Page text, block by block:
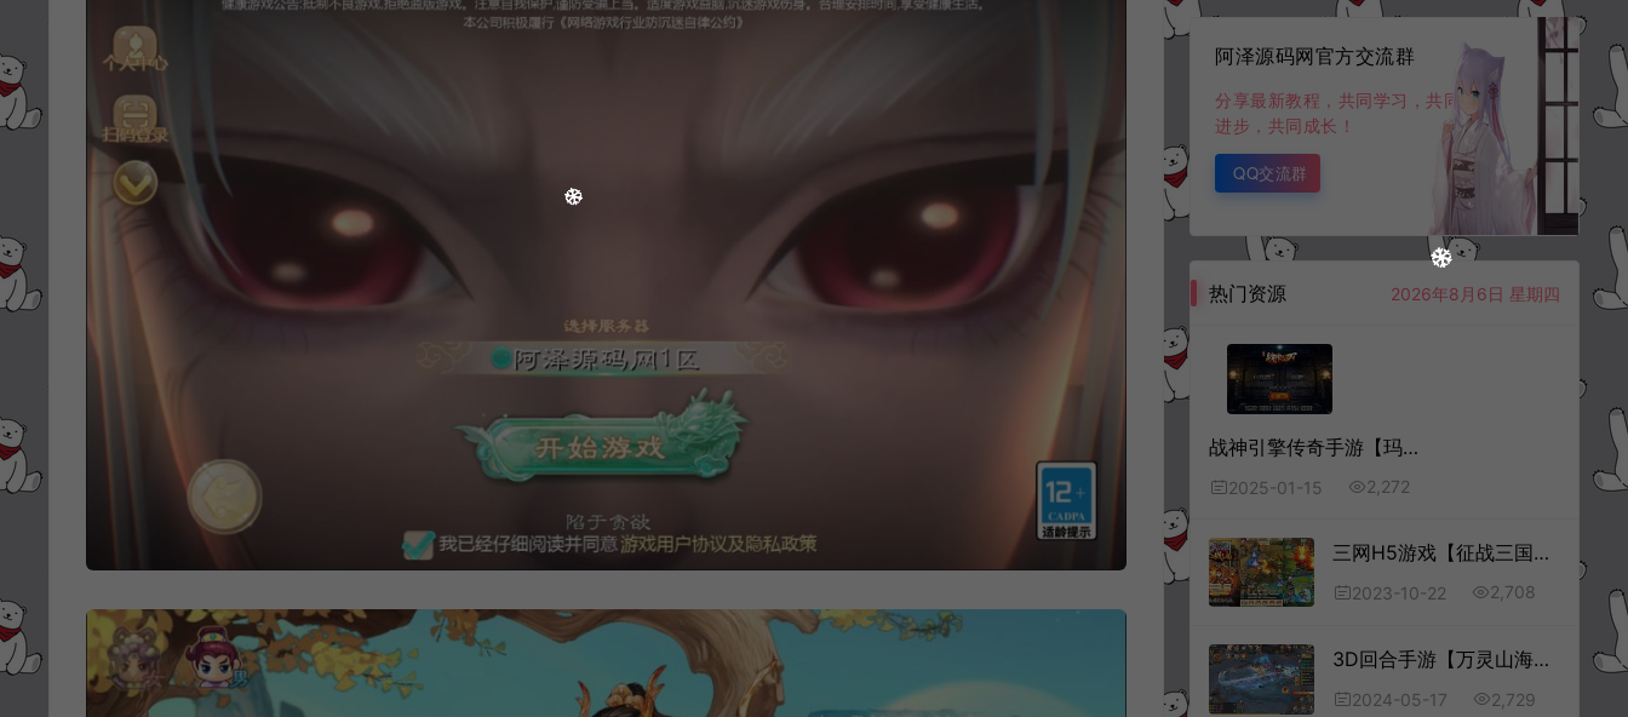
户端+详细搭建教程
阿泽源码网官方交流群
分享最新教程，共同学习，共同
进步，共同成长！
QQ交流群
热门资源 2026年8月6日 星期四
战神引擎传奇手游【玛法传奇三职业[白猪3.1]】1月最新整理Win一键服务端+GM授权后台+安卓苹果双端+详细搭建教程+视频教程
2025-01-15 2,272
三网H5游戏【征战三国H5】10月最新整理Win一键服务端+多区跨服+GM授权后台+详细搭建教程
2023-10-22 2,708
3D回合手游【万灵山海之境跨服版】5月最新整理Win一键服务端+假人陪玩+GM授权后台+安卓+详细搭建教程+视频教程
2024-05-17 2,729